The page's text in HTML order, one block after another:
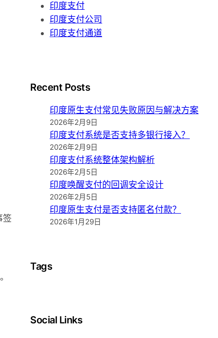
签
印度支付
印度支付公司
印度支付通道
Recent Posts
印度原生支付常见失败原因与解决方案
2026年2月9日
印度支付系统是否支持多银行接入？
2026年2月9日
印度支付系统整体架构解析
2026年2月5日
印度唤醒支付的回调安全设计
2026年2月5日
印度原生支付是否支持匿名付款？
2026年1月29日
Tags
Social Links